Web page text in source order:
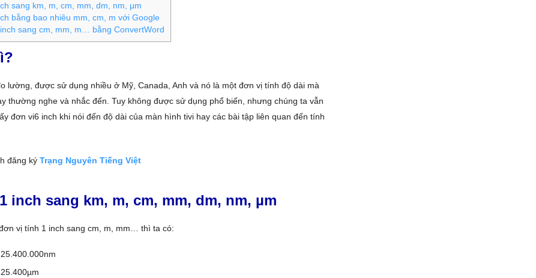
sang km, m, cm, mm, dm, nm, µm
bằng bao nhiêu mm, cm, m với Google
sang cm, mm, m… bằng ConvertWord
lường, được sử dụng nhiều ở Mỹ, Canada, Anh và nó là một đơn vị tính độ dài mà
thường nghe và nhắc đến. Tuy không được sử dụng phổ biến, nhưng chúng ta vẫn
đơn vi6 inch khi nói đến độ dài của màn hình tivi hay các bài tập liên quan đến tính
đăng ký Trạng Nguyên Tiếng Việt
inch sang km, m, cm, mm, dm, nm, µm
vị tính 1 inch sang cm, m, mm… thì ta có: